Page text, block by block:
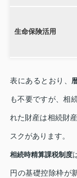
生命保険活用
表にあるとおり、
も不要ですが、相
れた財産は相続財
スクがあります。
相続時精算課税制度
円の基礎控除枠が